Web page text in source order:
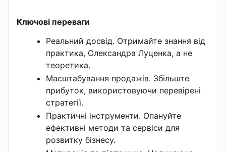
Ключові переваги
Реальний досвід. Отримайте знання від
практика, Олександра Луценка, а не
теоретика.
Масштабування продажів. Збільште
прибуток, використовуючи перевірені
стратегії.
Практичні інструменти. Опануйте
ефективні методи та сервіси для
розвитку бізнесу.